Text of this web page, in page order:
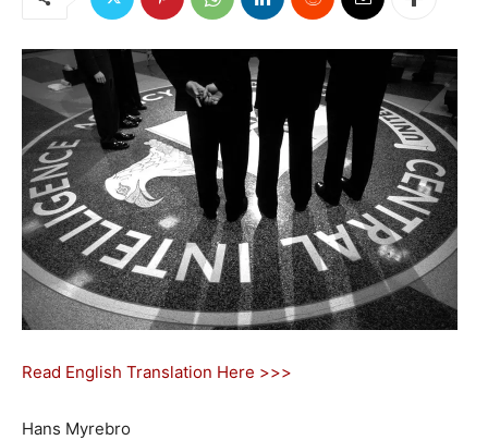
Read English Translation Here >>>
Hans Myrebro